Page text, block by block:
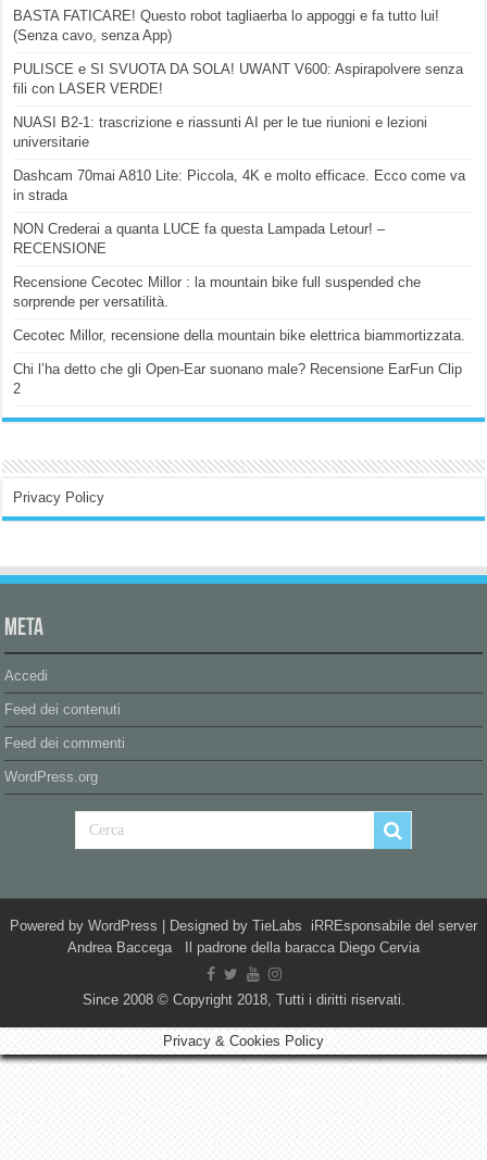
BASTA FATICARE! Questo robot tagliaerba lo appoggi e fa tutto lui!
(Senza cavo, senza App)
PULISCE e SI SVUOTA DA SOLA! UWANT V600: Aspirapolvere senza
fili con LASER VERDE!
NUASI B2-1: trascrizione e riassunti AI per le tue riunioni e lezioni
universitarie
Dashcam 70mai A810 Lite: Piccola, 4K e molto efficace. Ecco come va
in strada
NON Crederai a quanta LUCE fa questa Lampada Letour! –
RECENSIONE
Recensione Cecotec Millor : la mountain bike full suspended che
sorprende per versatilità.
Cecotec Millor, recensione della mountain bike elettrica biammortizzata.
Chi l’ha detto che gli Open-Ear suonano male? Recensione EarFun Clip
2
Privacy Policy
Meta
Accedi
Feed dei contenuti
Feed dei commenti
WordPress.org
Powered by WordPress | Designed by TieLabs iRREsponsabile del server
Andrea Baccega Il padrone della baracca Diego Cervia
Since 2008 © Copyright 2018, Tutti i diritti riservati.
Privacy & Cookies Policy